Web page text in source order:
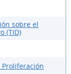
sobre el
(TID)